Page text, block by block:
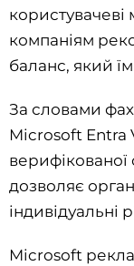
компаніям
баланс, який
За словами
Microsoft Entra
дозволяє
індивідуальні
Microsoft